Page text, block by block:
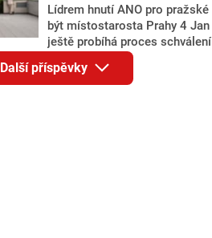
Lídrem hnutí ANO pro
být místostarosta Prahy 4
ještě probíhá proces
Jana Hušbauera Výborem
redakci místopředseda
Benkovič. O Hušbauerovi se
Další příspěvky